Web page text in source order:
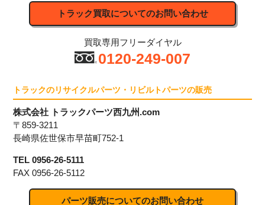
トラック買取についてのお問い合わせ
買取専用フリーダイヤル
0120-249-007
トラックのリサイクルパーツ・リビルトパーツの販売
株式会社 トラックパーツ西九州.com
〒859-3211
長崎県佐世保市早苗町752-1
TEL0956-26-5111
FAX0956-26-5112
パーツ販売についてのお問い合わせ